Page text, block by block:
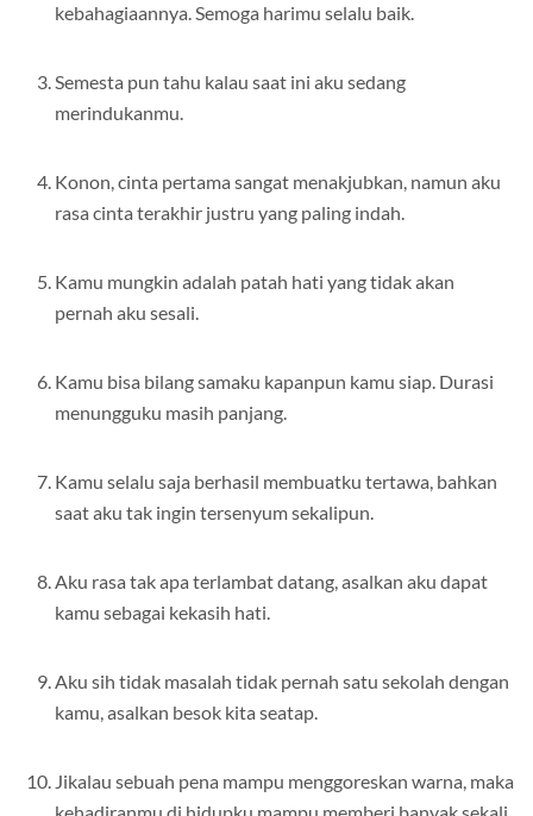
kebahagiaannya. Semoga harimu selalu baik.
Semesta pun tahu kalau saat ini aku sedang
merindukanmu.
Konon, cinta pertama sangat menakjubkan, namun aku
rasa cinta terakhir justru yang paling indah.
Kamu mungkin adalah patah hati yang tidak akan
pernah aku sesali.
Kamu bisa bilang samaku kapanpun kamu siap. Durasi
menungguku masih panjang.
Kamu selalu saja berhasil membuatku tertawa, bahkan
saat aku tak ingin tersenyum sekalipun.
Aku rasa tak apa terlambat datang, asalkan aku dapat
kamu sebagai kekasih hati.
Aku sih tidak masalah tidak pernah satu sekolah dengan
kamu, asalkan besok kita seatap.
Jikalau sebuah pena mampu menggoreskan warna, maka